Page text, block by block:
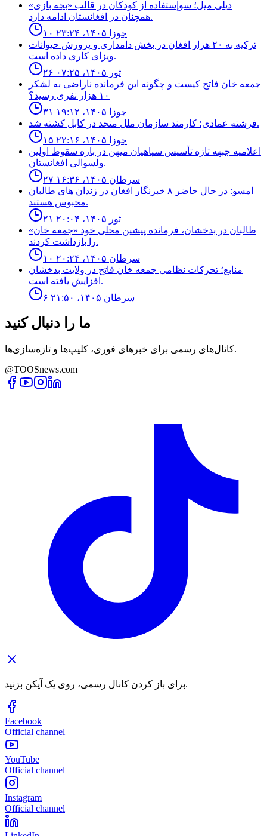
ديلى ميل؛ سوإستفاده از كودكان در قالب «بجه بازى»
همچنان در افغانستان ادامه دارد.
۱۰ جوزا ۱۴۰۵، ۲۳:۲۴
ترکیه به ۲۰ هزار افغان در بخش دامداری و پرورش حیوانات
ویزای کاری داده است.
۲۶ ثور ۱۴۰۵، ۰۷:۲۵
جمعه خان فاتح كيست و چگونه اين فرمانده ناراضى به لشكر
١٠ هزار نفرى رسيد؟
۳۱ جوزا ۱۴۰۵، ۱۹:۱۲
فرشته عمادى؛ كارمند سازمان ملل متحد در كابل كشته شد.
۱۵ جوزا ۱۴۰۵، ۲۲:۱۶
اعلاميه جبهه تازه تأسيس سپاهيان ميهن در باره سقوط اولين
ولسوالى افغانستان.
۲۷ سرطان ۱۴۰۵، ۱۶:۳۶
امسو: در حال حاضر ۸ خبرنگار افغان در زندان‌ های طالبان
محبوس هستند.
۲۱ ثور ۱۴۰۵، ۲۰:۰۴
طالبان در بدخشان، فرمانده پیشین محلی خود «جمعه خان»
را بازداشت کردند.
۱۰ سرطان ۱۴۰۵، ۲۰:۲۴
منابع؛ تحركات نظامى جمعه خان فاتح در ولايت بدخشان
افزايش يافته است.
۶ سرطان ۱۴۰۵، ۲۱:۵۰
ما را دنبال کنید
کانال‌های رسمی برای خبرهای فوری، کلیپ‌ها و تازه‌سازی‌ها.
@TOOSnews.com
برای باز کردن کانال رسمی، روی یک آیکن بزنید.
Facebook
Official channel
YouTube
Official channel
Instagram
Official channel